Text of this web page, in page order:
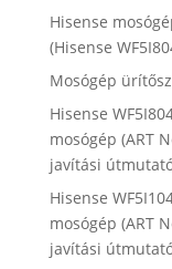
Hisense
(Hisense
Mosógép
Hisense
mosógép (ART
javítási
Hisense
mosógép (ART
javítási